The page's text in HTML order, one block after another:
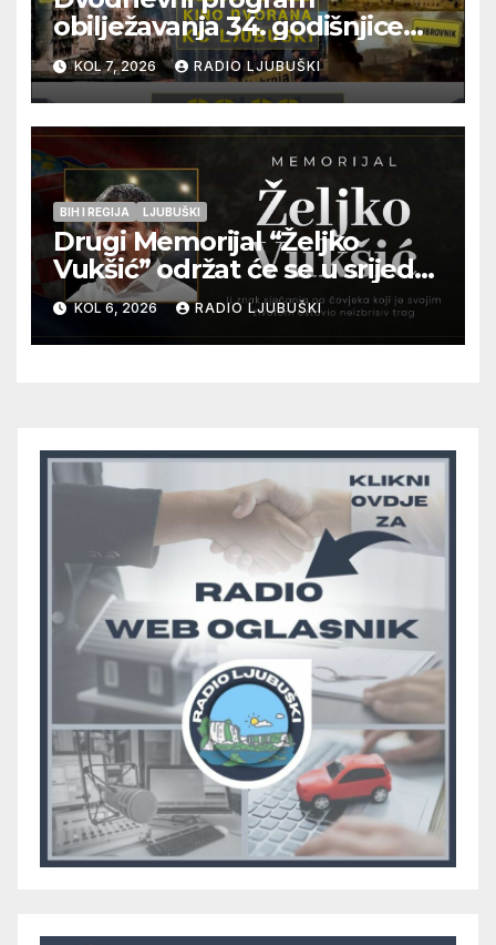
obilježavanja 34. godišnjice
pogibije generala Blaža
Kraljevića i osmorice
pripadnika HOS-a
KOL 7, 2026 RADIO LJUBUŠKI
BIH I REGIJA LJUBUŠKI
Drugi Memorijal “Željko
Vukšić” održat će se u srijedu
12. kolovoza u Otoku
KOL 6, 2026 RADIO LJUBUŠKI